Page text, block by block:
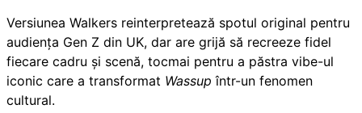
Versiunea Walkers reinterpretează spotul original pentru
audiența Gen Z din UK, dar are grijă să recreeze fidel
fiecare cadru și scenă, tocmai pentru a păstra vibe-ul
iconic care a transformat Wassup într-un fenomen
cultural.